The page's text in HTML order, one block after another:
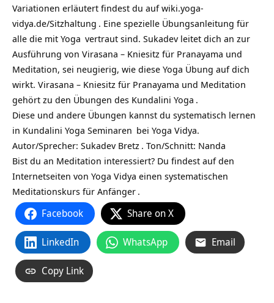
Variationen erläutert findest du aufwiki.yoga-
vidya.de/Sitzhaltung . Eine spezielle Übungsanleitung für
alle die mit Yoga vertraut sind. Sukadev leitet dich an zur
Ausführung von Virasana – Kniesitz für Pranayama und
Meditation, sei neugierig, wie diese Yoga Übung auf dich
wirkt. Virasana – Kniesitz für Pranayama und Meditation
gehört zu den Übungen des Kundalini Yoga .
Diese und andere Übungen kannst du systematisch lernen
in Kundalini Yoga Seminaren bei Yoga Vidya.
Autor/Sprecher: Sukadev Bretz . Ton/Schnitt: Nanda
Bist du an Meditation interessiert? Du findest auf den
Internetseiten von Yoga Vidya einen systematischen
Meditationskurs für Anfänger .
Facebook Share on X
LinkedIn WhatsApp Email
Copy Link